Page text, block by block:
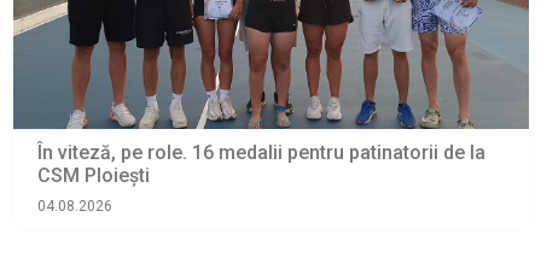
În viteză, pe role. 16 medalii pentru patinatorii de la
CSM Ploiești
04.08.2026